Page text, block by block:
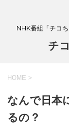
NHK番組「チコ
チ
HOME >
なんで日本
るの？